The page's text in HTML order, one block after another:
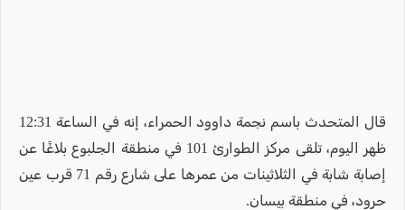
قال المتحدث باسم نجمة داوود الحمراء، إنه في الساعة 12:31
ظهر اليوم، تلقى مركز الطوارئ 101 في منطقة الجلبوع بلاغًا عن
إصابة شابة في الثلاثينات من عمرها على شارع رقم 71 قرب عين
حرود، في منطقة بيسان.